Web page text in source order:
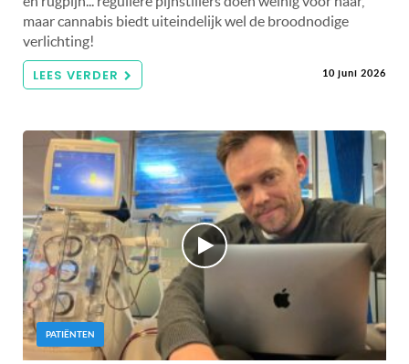
maar cannabis biedt uiteindelijk wel de broodnodige
verlichting!
LEES VERDER 10 juni 2026
PATIËNTEN